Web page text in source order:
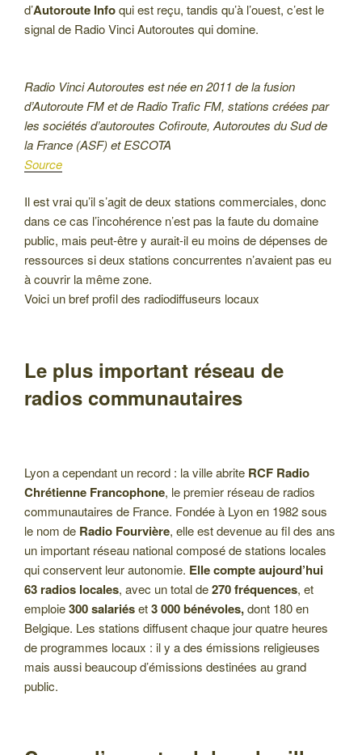
d’Autoroute Infoqui est reçu, tandis qu’à l’ouest, c’est le
signal de Radio Vinci Autoroutes qui domine.
Radio Vinci Autoroutes est née en 2011 de la fusion
d’Autoroute FM et de Radio Trafic FM, stations créées par
les sociétés d’autoroutes Cofiroute, Autoroutes du Sud de
la France (ASF) et ESCOTA
Source
Il est vrai qu’il s’agit de deux stations commerciales, donc
dans ce cas l’incohérence n’est pas la faute du domaine
public, mais peut-être y aurait-il eu moins de dépenses de
ressources si deux stations concurrentes n’avaient pas eu
à couvrir la même zone.
Voici un bref profil des radiodiffuseurs locaux
Le plus important réseau de
radios communautaires
Lyon a cependant un record : la ville abrite RCF Radio
Chrétienne Francophone, le premier réseau de radios
communautaires de France. Fondée à Lyon en 1982 sous
le nom de Radio Fourvière, elle est devenue au fil des ans
un important réseau national composé de stations locales
qui conservent leur autonomie. Elle compte aujourd’hui
63 radios locales, avec un total de270 fréquences, et
emploie300 salariéset3 000 bénévoles,dont 180 en
Belgique. Les stations diffusent chaque jour quatre heures
de programmes locaux : il y a des émissions religieuses
mais aussi beaucoup d’émissions destinées au grand
public.